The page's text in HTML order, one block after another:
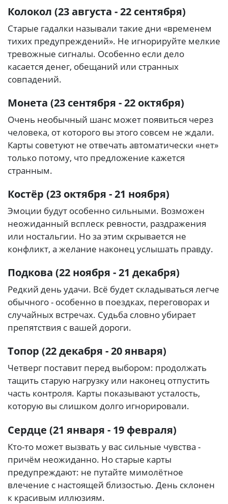
Колокол (23 августа - 22 сентября)
Старые гадалки называли такие дни «временем
тихих предупреждений». Не игнорируйте мелкие
тревожные сигналы. Особенно если дело
касается денег, обещаний или странных
совпадений.
Монета (23 сентября - 22 октября)
Очень необычный шанс может появиться через
человека, от которого вы этого совсем не ждали.
Карты советуют не отвечать автоматически «нет»
только потому, что предложение кажется
странным.
Костёр (23 октября - 21 ноября)
Эмоции будут особенно сильными. Возможен
неожиданный всплеск ревности, раздражения
или ностальгии. Но за этим скрывается не
конфликт, а желание наконец услышать правду.
Подкова (22 ноября - 21 декабря)
Редкий день удачи. Всё будет складываться легче
обычного - особенно в поездках, переговорах и
случайных встречах. Судьба словно убирает
препятствия с вашей дороги.
Топор (22 декабря - 20 января)
Четверг поставит перед выбором: продолжать
тащить старую нагрузку или наконец отпустить
часть контроля. Карты показывают усталость,
которую вы слишком долго игнорировали.
Сердце (21 января - 19 февраля)
Кто-то может вызвать у вас сильные чувства -
причём неожиданно. Но старые карты
предупреждают: не путайте мимолётное
влечение с настоящей близостью. День склонен
к красивым иллюзиям.